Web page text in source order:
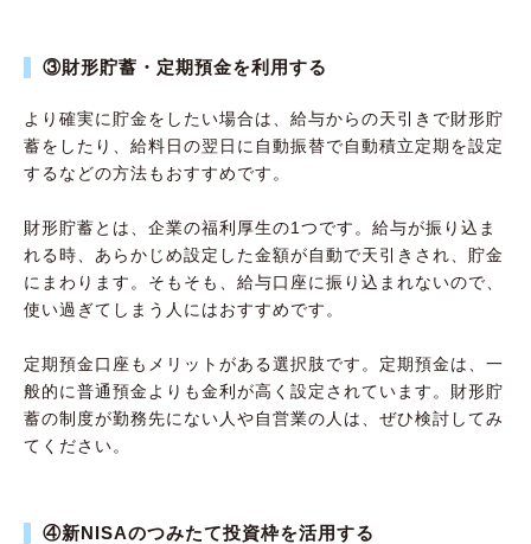
③財形貯蓄・定期預金を利用する
より確実に貯金をしたい場合は、給与からの天引きで財形貯
蓄をしたり、給料日の翌日に自動振替で自動積立定期を設定
するなどの方法もおすすめです。
財形貯蓄とは、企業の福利厚生の1つです。給与が振り込ま
れる時、あらかじめ設定した金額が自動で天引きされ、貯金
にまわります。そもそも、給与口座に振り込まれないので、
使い過ぎてしまう人にはおすすめです。
定期預金口座もメリットがある選択肢です。定期預金は、一
般的に普通預金よりも金利が高く設定されています。財形貯
蓄の制度が勤務先にない人や自営業の人は、ぜひ検討してみ
てください。
④新NISAのつみたて投資枠を活用する